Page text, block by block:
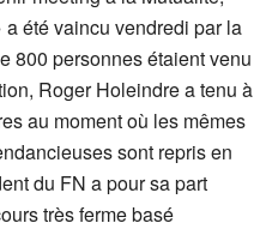
été vaincu vendredi par la
800 personnes étaient venu
Roger Holeindre a tenu à
au moment où les mêmes
sont repris en
du FN a pour sa part
très ferme basé